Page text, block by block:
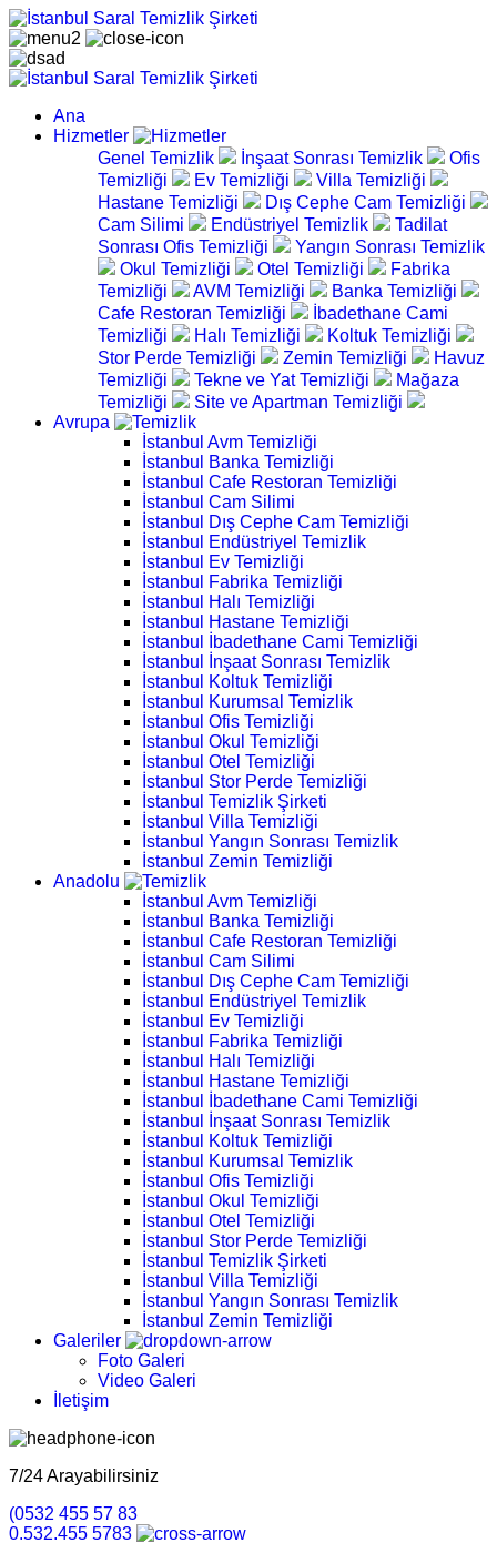
Ana
Hizmetler
Genel Temizlik
İnşaat Sonrası Temizlik
Ofis
Temizliği
Ev Temizliği
Villa Temizliği
Hastane Temizliği
Dış Cephe Cam Temizliği
Cam Silimi
Endüstriyel Temizlik
Tadilat
Sonrası Ofis Temizliği
Yangın Sonrası Temizlik
Okul Temizliği
Otel Temizliği
Fabrika
Temizliği
AVM Temizliği
Banka Temizliği
Cafe Restoran Temizliği
İbadethane Cami
Temizliği
Halı Temizliği
Koltuk Temizliği
Stor Perde Temizliği
Zemin Temizliği
Havuz
Temizliği
Tekne ve Yat Temizliği
Mağaza
Temizliği
Site ve Apartman Temizliği
Avrupa
İstanbul Avm Temizliği
İstanbul Banka Temizliği
İstanbul Cafe Restoran Temizliği
İstanbul Cam Silimi
İstanbul Dış Cephe Cam Temizliği
İstanbul Endüstriyel Temizlik
İstanbul Ev Temizliği
İstanbul Fabrika Temizliği
İstanbul Halı Temizliği
İstanbul Hastane Temizliği
İstanbul İbadethane Cami Temizliği
İstanbul İnşaat Sonrası Temizlik
İstanbul Koltuk Temizliği
İstanbul Kurumsal Temizlik
İstanbul Ofis Temizliği
İstanbul Okul Temizliği
İstanbul Otel Temizliği
İstanbul Stor Perde Temizliği
İstanbul Temizlik Şirketi
İstanbul Villa Temizliği
İstanbul Yangın Sonrası Temizlik
İstanbul Zemin Temizliği
Anadolu
İstanbul Avm Temizliği
İstanbul Banka Temizliği
İstanbul Cafe Restoran Temizliği
İstanbul Cam Silimi
İstanbul Dış Cephe Cam Temizliği
İstanbul Endüstriyel Temizlik
İstanbul Ev Temizliği
İstanbul Fabrika Temizliği
İstanbul Halı Temizliği
İstanbul Hastane Temizliği
İstanbul İbadethane Cami Temizliği
İstanbul İnşaat Sonrası Temizlik
İstanbul Koltuk Temizliği
İstanbul Kurumsal Temizlik
İstanbul Ofis Temizliği
İstanbul Okul Temizliği
İstanbul Otel Temizliği
İstanbul Stor Perde Temizliği
İstanbul Temizlik Şirketi
İstanbul Villa Temizliği
İstanbul Yangın Sonrası Temizlik
İstanbul Zemin Temizliği
Galeriler
Foto Galeri
Video Galeri
İletişim
7/24 Arayabilirsiniz
(0532 455 57 83
0.532.455 5783